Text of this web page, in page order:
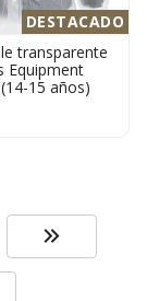
DESTACADO
transparente
Equipment
15 años)